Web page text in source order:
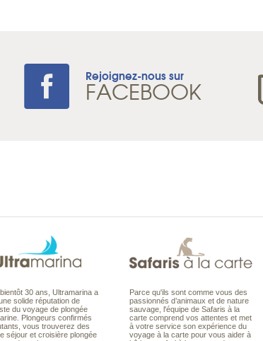
Rejoignez-nous sur
FACEBOOK
30 ans, Ultramarina a
solide réputation de
du voyage de plongée
Plongeurs confirmés
vous trouverez des
séjour et croisière plongée
Parce qu'ils sont comme vous des
passionnés d’animaux et de nature
sauvage, l'équipe de Safaris à la
carte comprend vos attentes et met
à votre service son expérience du
voyage à la carte pour vous aider à